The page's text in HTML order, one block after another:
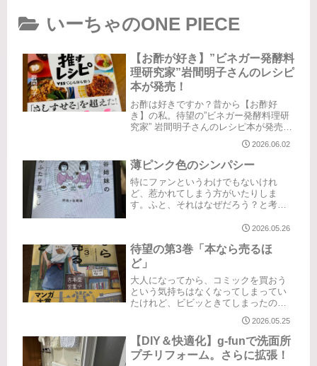
いーちゃのONE PIECE
【お酢が好き】”ビネガー発酵料
理研究家”岩間明子さんのレシピ
本が発売！
お酢は好きですか？昔から【お酢好
き】の私。待望の”ビネガー発酵料理研
究家” 岩間明子さんのレシピ本が発売さ
れました！すでにメディアなどでご活
躍のあきさん。私みたいな単なる【お
酢好き】とは違います😅お酢に関わる
お仕事をされる前から面識があった...
2026.06.02
薄ピンク色のシンパシー
特にファンというわけでもないけれ
ど、惹かれてしまう方がいたりしま
す。ふと、それはなぜだろう？と考え
人かいらっしゃるのですが、特にシン
ドレスのお二人。『阿佐ヶ谷姉妹』さ
んです...
2026.05.26
待望の第3巻「本なら売るほ
ど」
大人になってから、コミックを買おう
という気持ちはなくなってしまってい
たけれど、ビビッときてしまったのが
このコミック。まず、イラストにやら
れました。そして、「古本屋」という
設定に、どう見てもイケメンなお兄ち
ゃん。絶対楽しいじゃん？もちろん第
1...
2026.05.25
【DIY＆快適化】g-funで洗面所
プチリフォーム。さらに拡張！